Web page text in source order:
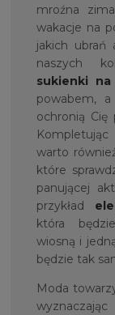
mroźna
wakacje na
jakich ubrań
naszych
sukienki
powabem, a
ochronią Cię
warto
które
panującej
przykład
która
wiosną i
będzie tak
Moda